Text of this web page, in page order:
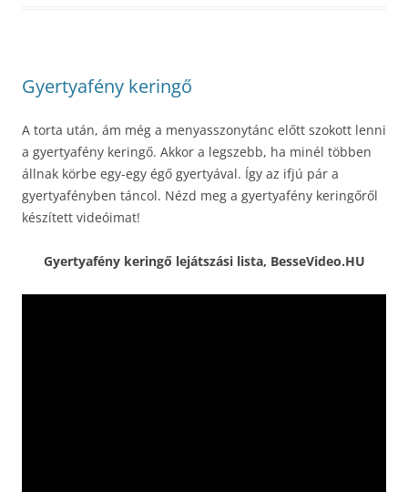
Gyertyafény keringő
A torta után, ám még a menyasszonytánc előtt szokott lenni
a gyertyafény keringő. Akkor a legszebb, ha minél többen
állnak körbe egy-egy égő gyertyával. Így az ifjú pár a
gyertyafényben táncol. Nézd meg a gyertyafény keringőről
készített videóimat!
Gyertyafény keringő lejátszási lista, BesseVideo.HU